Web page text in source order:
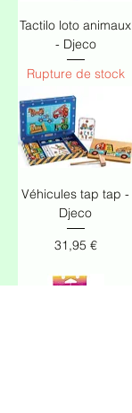
Tactilo loto animaux
- Djeco
Rupture de stock
Véhicules tap tap -
Djeco
Prix
31,95 €